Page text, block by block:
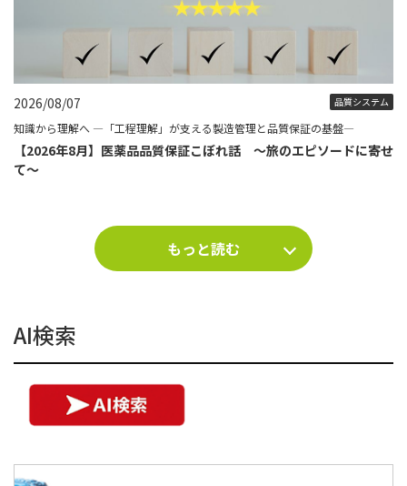
2026/08/07 品質システム
知識から理解へ ―「工程理解」が支える製造管理と品質保証の基盤―
【2026年8月】医薬品品質保証こぼれ話 ～旅のエピソードに寄せ
て～
もっと読む
AI検索